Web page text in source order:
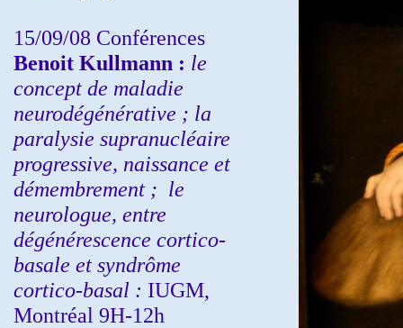
15/09/08 Conférences
Benoit Kullmann : le
concept de maladie
neurodégénérative ; la
paralysie supranucléaire
progressive, naissance et
démembrement ; le
neurologue, entre
dégénérescence cortico-
basale et syndrôme
cortico-basal : IUGM,
Montréal 9H-12h